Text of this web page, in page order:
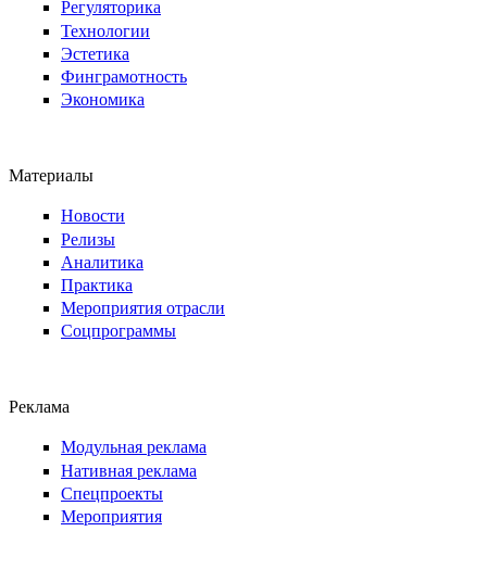
Регуляторика
Технологии
Эстетика
Финграмотность
Экономика
Материалы
Новости
Релизы
Аналитика
Практика
Мероприятия отрасли
Соцпрограммы
Реклама
Модульная реклама
Нативная реклама
Спецпроекты
Мероприятия